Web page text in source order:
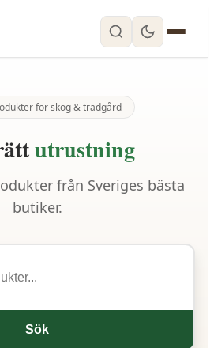
för skog & trädgård
utrustning
från Sveriges bästa
butiker.
Sök